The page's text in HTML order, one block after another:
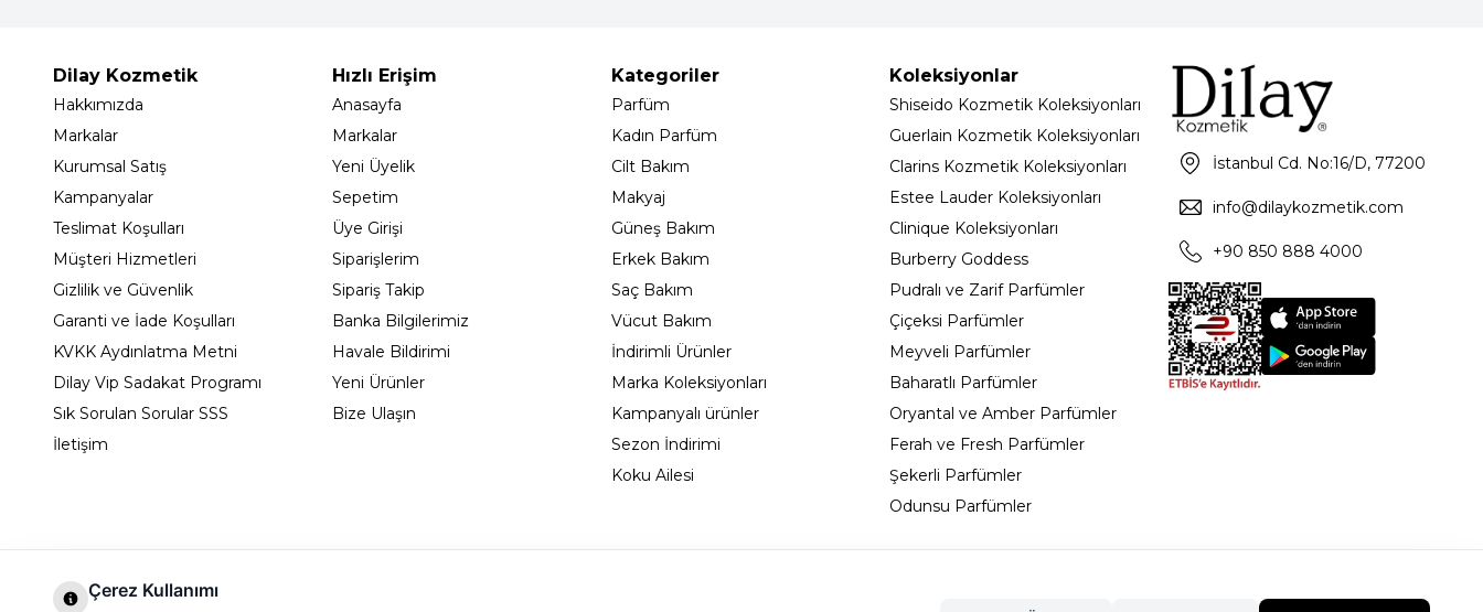
Dilay Kozmetik
Hakkımızda
Markalar
Kurumsal Satış
Kampanyalar
Teslimat Koşulları
Müşteri Hizmetleri
Gizlilik ve Güvenlik
Garanti ve İade Koşulları
KVKK Aydınlatma Metni
Dilay Vip Sadakat Programı
Sık Sorulan Sorular SSS
İletişim
Hızlı Erişim
Anasayfa
Markalar
Yeni Üyelik
Sepetim
Üye Girişi
Siparişlerim
Sipariş Takip
Banka Bilgilerimiz
Havale Bildirimi
Yeni Ürünler
Bize Ulaşın
Kategoriler
Parfüm
Kadın Parfüm
Cilt Bakım
Makyaj
Güneş Bakım
Erkek Bakım
Saç Bakım
Vücut Bakım
İndirimli Ürünler
Marka Koleksiyonları
Kampanyalı ürünler
Sezon İndirimi
Koku Ailesi
Koleksiyonlar
Shiseido Kozmetik Koleksiyonları
Guerlain Kozmetik Koleksiyonları
Clarins Kozmetik Koleksiyonları
Estee Lauder Koleksiyonları
Clinique Koleksiyonları
Burberry Goddess
Pudralı ve Zarif Parfümler
Çiçeksi Parfümler
Meyveli Parfümler
Baharatlı Parfümler
Oryantal ve Amber Parfümler
Ferah ve Fresh Parfümler
Şekerli Parfümler
Odunsu Parfümler
İstanbul Cd. No:16/D, 77200
info@dilaykozmetik.com
+90 850 888 4000
Çerez Kullanımı